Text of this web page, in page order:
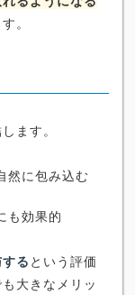
。
ます。
然に包み込む
も効果的
る という評価
大きなメリッ